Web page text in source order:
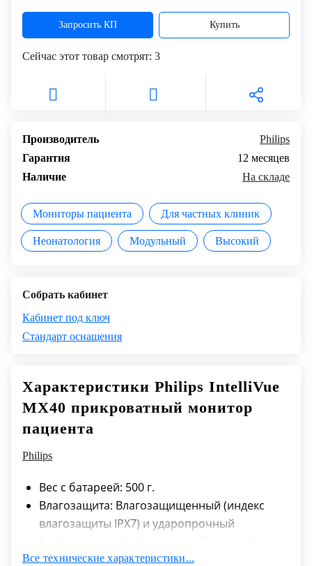
Запросить КП Купить
Сейчас этот товар смотрят: 3
Производитель
Philips
Гарантия
12 месяцев
Наличие
На складе
Мониторы пациента Для частных клиник
Неонатология Модульный Высокий
Собрать кабинет
Кабинет под ключ
Стандарт оснащения
Характеристики Philips IntelliVue
MX40 прикроватный монитор
пациента
Philips
Вес с батареей: 500 г.
Влагозащита: Влагозащищенный (индекс
влагозащиты IPX7) и ударопрочный
или аккумуляторы батареи Philips)
Все технические характеристики...